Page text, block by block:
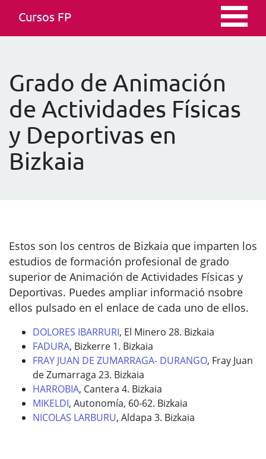
Cursos FP
Grado de Animación
de Actividades Físicas
y Deportivas en
Bizkaia
Estos son los centros de Bizkaia que imparten los
estudios de formación profesional de grado
superior de Animación de Actividades Físicas y
Deportivas. Puedes ampliar informació nsobre
ellos pulsado en el enlace de cada uno de ellos.
DOLORES IBARRURI, El Minero 28. Bizkaia
FADURA, Bizkerre 1. Bizkaia
FRAY JUAN DE ZUMARRAGA- DURANGO, Fray Juan
de Zumarraga 23. Bizkaia
HARROBIA, Cantera 4. Bizkaia
MIKELDI, Autonomía, 60-62. Bizkaia
NICOLAS LARBURU, Aldapa 3. Bizkaia